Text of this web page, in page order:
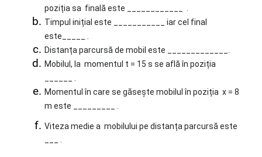
poziția sa finală este ____________ .
Timpul inițial este ___________ iar cel final
este_____ .
Distanța parcursă de mobil este _____________.
Mobilul, la momentul t = 15 s se află în poziția
Momentul în care se găsește mobilul în poziția x = 8
m este _________ .
Viteza medie a mobilului pe distanța parcursă este